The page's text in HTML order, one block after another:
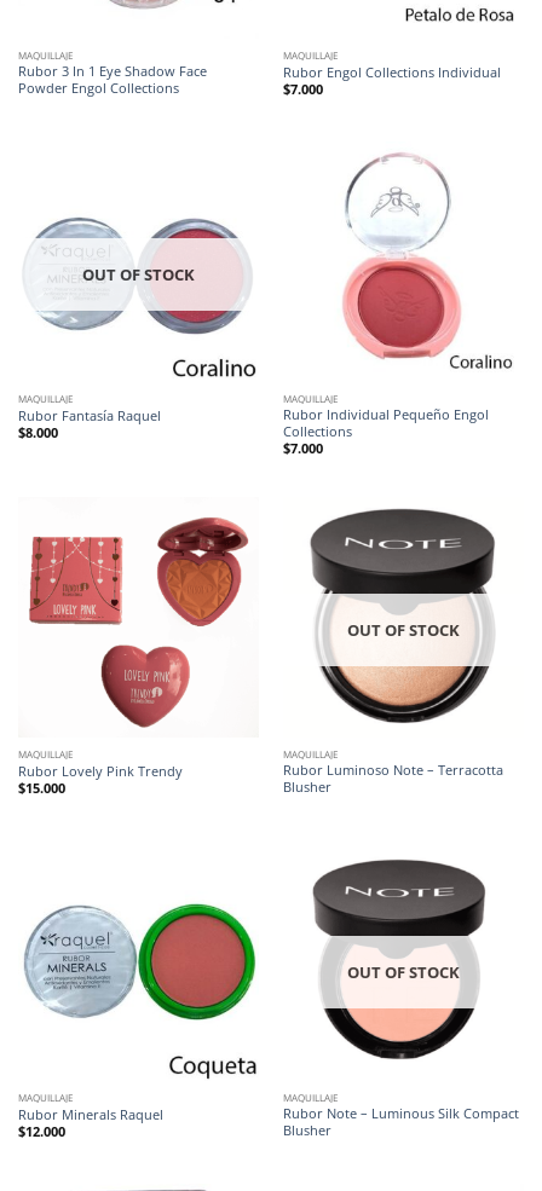
MAQUILLAJE
Rubor 3 In 1 Eye Shadow Face
Powder Engol Collections
MAQUILLAJE
Rubor Engol Collections Individual
$7.000
OUT OF STOCK
MAQUILLAJE
Rubor Fantasía Raquel
$8.000
MAQUILLAJE
Rubor Individual Pequeño Engol
Collections
$7.000
MAQUILLAJE
Rubor Lovely Pink Trendy
$15.000
OUT OF STOCK
MAQUILLAJE
Rubor Luminoso Note – Terracotta
Blusher
MAQUILLAJE
Rubor Minerals Raquel
$12.000
OUT OF STOCK
MAQUILLAJE
Rubor Note – Luminous Silk Compact
Blusher